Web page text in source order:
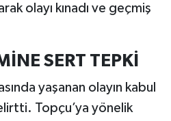
olayı kınadı ve geçmiş
SERT TEPKİ
yaşanan olayın kabul
Topçu’ya yönelik